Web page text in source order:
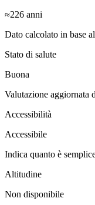
≈226 anni
Dato calcolato in base
Stato di salute
Buona
Valutazione aggiornata
Accessibilità
Accessibile
Indica quanto è
Altitudine
Non disponibile